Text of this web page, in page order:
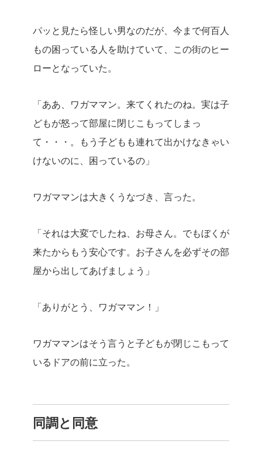
パッと見たら怪しい男なのだが、今まで何百人
もの困っている人を助けていて、この街のヒー
ローとなっていた。
「ああ、ワガママン。来てくれたのね。実は子
どもが怒って部屋に閉じこもってしまっ
て・・・。もう子どもも連れて出かけなきゃい
けないのに、困っているの」
ワガママンは大きくうなづき、言った。
「それは大変でしたね、お母さん。でもぼくが
来たからもう安心です。お子さんを必ずその部
屋から出してあげましょう」
「ありがとう、ワガママン！」
ワガママンはそう言うと子どもが閉じこもって
いるドアの前に立った。
同調と同意